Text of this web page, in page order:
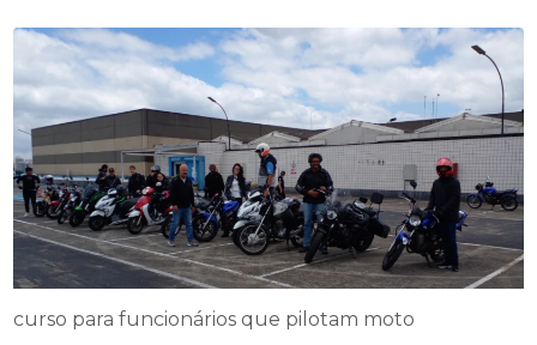
curso para funcionários que pilotam moto